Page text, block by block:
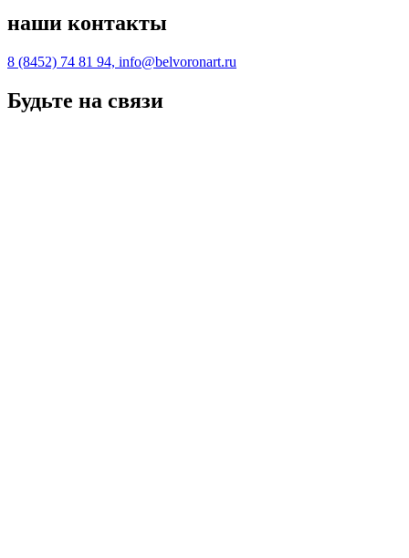
наши контакты
8 (8452) 74 81 94, info@belvoronart.ru
Будьте на связи